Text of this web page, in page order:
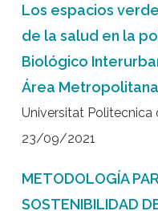
Los espacios
de la salud en la
Biológico
Área
Universitat Politecnica
23/09/2021
METODOLOGÍA
SOSTENIBILIDAD